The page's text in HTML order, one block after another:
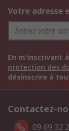
Votre adresse
En m'inscrivant
protection des
désinscrire à
Contactez-
09 69 32